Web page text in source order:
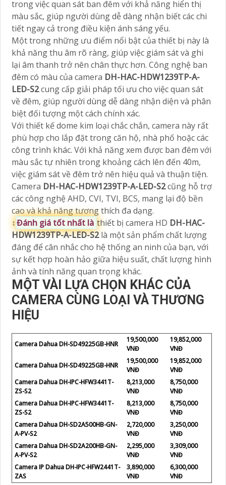
trong việc quan sát ban đêm với khả năng hiển thị
màu sắc, giúp người dùng dễ dàng nhận biết các chi
tiết ngay cả trong điều kiện ánh sáng yếu.
Một trong những ưu điểm nổi bật của thiết bị này là
khả năng thu âm rõ ràng, giúp việc giám sát và ghi
lại âm thanh trở nên chân thực hơn. Công nghệ ban
đêm có màu của camera DH-HAC-HDW1239TP-A-
LED-S2cung cấp giải pháp tối ưu cho việc quan sát
về đêm, giúp người dùng dễ dàng nhận diện và phân
biệt đối tượng một cách chính xác.
Với thiết kế dome kim loại chắc chắn, camera này rất
phù hợp cho lắp đặt trong căn hộ, nhà phố hoặc các
công trình khác. Với khả năng xem được ban đêm với
màu sắc tự nhiên trong khoảng cách lên đến 40m,
việc giám sát về đêm trở nên hiệu quả và thuận tiện.
Camera DH-HAC-HDW1239TP-A-LED-S2cũng hỗ trợ
các công nghệ AHD, CVI, TVI, BCS, mang lại độ bền
cao và khả năng tương thích đa dạng.
↕️Đánh giá tốt nhất là thiết bị camera HD DH-HAC-
HDW1239TP-A-LED-S2là một sản phẩm chất lượng
đáng để cân nhắc cho hệ thống an ninh của bạn, với
sự kết hợp hoàn hảo giữa hiệu suất, chất lượng hình
ảnh và tính năng quan trọng khác.
MỘT VÀI LỰA CHỌN KHÁC CỦA
CAMERA CÙNG LOẠI VÀ THƯƠNG
HIỆU
Camera Dahua DH-SD49225GB-HNR
19,500,000
VNĐ
19,852,000
VNĐ
Camera Dahua DH-SD49225GB-HNR
19,500,000
VNĐ
19,852,000
VNĐ
Camera Dahua DH-IPC-HFW3441T-
ZS-S2
8,213,000
VNĐ
8,750,000
VNĐ
Camera Dahua DH-IPC-HFW3441T-
ZS-S2
8,213,000
VNĐ
8,750,000
VNĐ
Camera Dahua DH-SD2A500HB-GN-
A-PV-S2
2,720,000
VNĐ
3,250,000
VNĐ
Camera Dahua DH-SD2A200HB-GN-
A-PV-S2
2,295,000
VNĐ
3,309,000
VNĐ
Camera IP Dahua DH-IPC-HFW2441T-
ZAS
3,890,000
VNĐ
6,300,000
VNĐ